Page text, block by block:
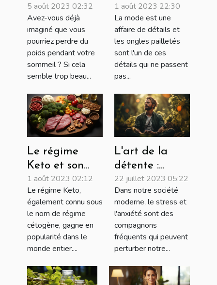
pour perdre
du poids
pendant le
sommeil
5 août 2023 02:32
Avez-vous déjà
imaginé que vous
pourriez perdre du
poids pendant votre
sommeil ? Si cela
semble trop beau...
des ongles
pailletés pour
2022
1 août 2023 22:30
La mode est une
affaire de détails et
les ongles pailletés
sont l'un de ces
détails qui ne passent
pas...
Le régime
Keto et son
influence sur
la santé
mentale
1 août 2023 02:12
Le régime Keto,
également connu sous
le nom de régime
cétogène, gagne en
popularité dans le
monde entier....
L'art de la
détente :
techniques
pour soulager
le stress et
apaiser l'esprit
22 juillet 2023 05:22
Dans notre société
moderne, le stress et
l'anxiété sont des
compagnons
fréquents qui peuvent
perturber notre...